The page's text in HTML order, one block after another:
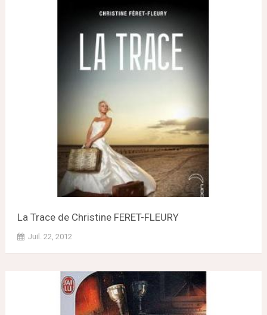
La Trace de Christine FERET-FLEURY
Juil. 22, 2012